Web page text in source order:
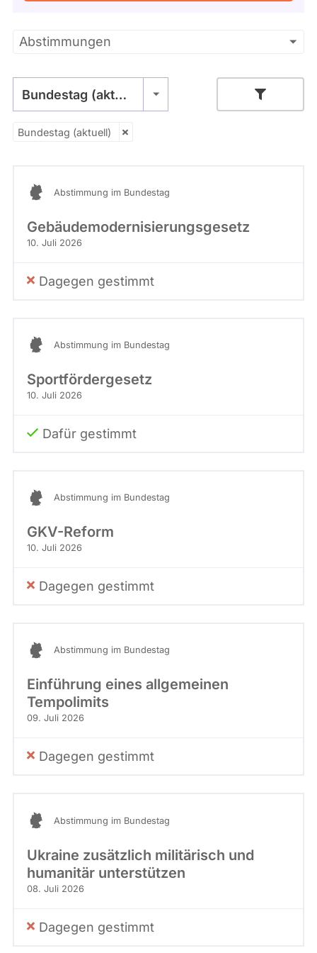
werden
Primäre
Abstimmungen
Bundestag (aktuell)
Stimme
- Alle -
Bundestag (aktuell)
Abstimmung im Bundestag
Gebäudemodernisierungsgesetz
10. Juli 2026
Dagegen gestimmt
Abstimmung im Bundestag
Sportfördergesetz
10. Juli 2026
Dafür gestimmt
Abstimmung im Bundestag
GKV-Reform
10. Juli 2026
Dagegen gestimmt
Abstimmung im Bundestag
Einführung eines allgemeinen
Tempolimits
09. Juli 2026
Dagegen gestimmt
Abstimmung im Bundestag
Ukraine zusätzlich militärisch und
humanitär unterstützen
08. Juli 2026
Dagegen gestimmt